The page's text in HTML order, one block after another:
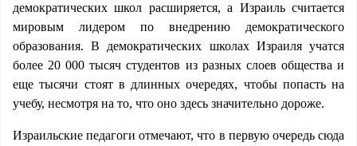
демократических школ расширяется, а Израиль считается
мировым лидером по внедрению демократического
образования. В демократических школах Израиля учатся
более 20 000 тысяч студентов из разных слоев общества и
еще тысячи стоят в длинных очередях, чтобы попасть на
учебу, несмотря на то, что оно здесь значительно дороже.
Израильские педагоги отмечают, что в первую очередь сюда